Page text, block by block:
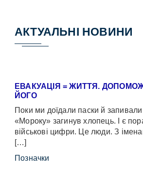
АКТУАЛЬНІ НОВИНИ
ЕВАКУАЦІЯ = ЖИТТЯ.
ЙОГО
Поки ми доїдали паски й
«Мороку» загинув хлопець. І є
військові цифри. Це люди. З
[…]
Позначки